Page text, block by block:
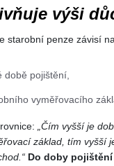
výši
starobní penze závisí
době pojištění,
vyměřovacího
„Čím vyšší je
základ, tím vyšší
Do doby pojištění